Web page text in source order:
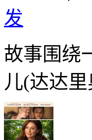
发
故事围绕
儿(达达